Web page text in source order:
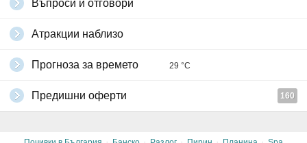
Въпроси и отговори
Атракции наблизо
Прогноза за времето 29 °C
Предишни оферти 160